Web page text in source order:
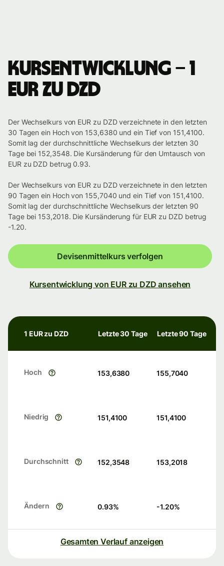
Kursentwicklung – 1
EUR zu DZD
Der Wechselkurs von EUR zu DZD verzeichnete in den letzten
30 Tagen ein Hoch von 153,6380 und ein Tief von 151,4100.
Somit lag der durchschnittliche Wechselkurs der letzten 30
Tage bei 152,3548. Die Kursänderung für den Umtausch von
EUR zu DZD betrug 0.93.
Der Wechselkurs von EUR zu DZD verzeichnete in den letzten
90 Tagen ein Hoch von 155,7040 und ein Tief von 151,4100.
Somit lag der durchschnittliche Wechselkurs der letzten 90
Tage bei 153,2018. Die Kursänderung für EUR zu DZD betrug
-1.20.
Devisenmittelkurs verfolgen
Kursentwicklung von EUR zu DZD ansehen
1 EUR zu DZD Letzte 30 Tage Letzte 90 Tage
Hoch 153,6380 155,7040
Niedrig 151,4100 151,4100
Durchschnitt 152,3548 153,2018
Ändern 0.93% -1.20%
Gesamten Verlauf anzeigen